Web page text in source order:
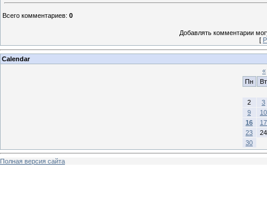
Всего комментариев: 0
Добавлять комментарии
[
Calendar
«
Пн
Вт
2
3
9
10
16
17
23
24
30
Полная версия сайта